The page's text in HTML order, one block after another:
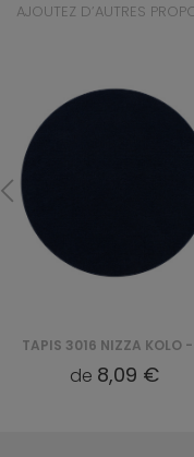
AJOUTEZ D’AUTRES
de 8,09 €